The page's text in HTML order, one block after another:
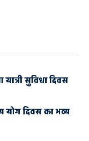
यात्री सुविधा दिवस
योग दिवस का भव्य